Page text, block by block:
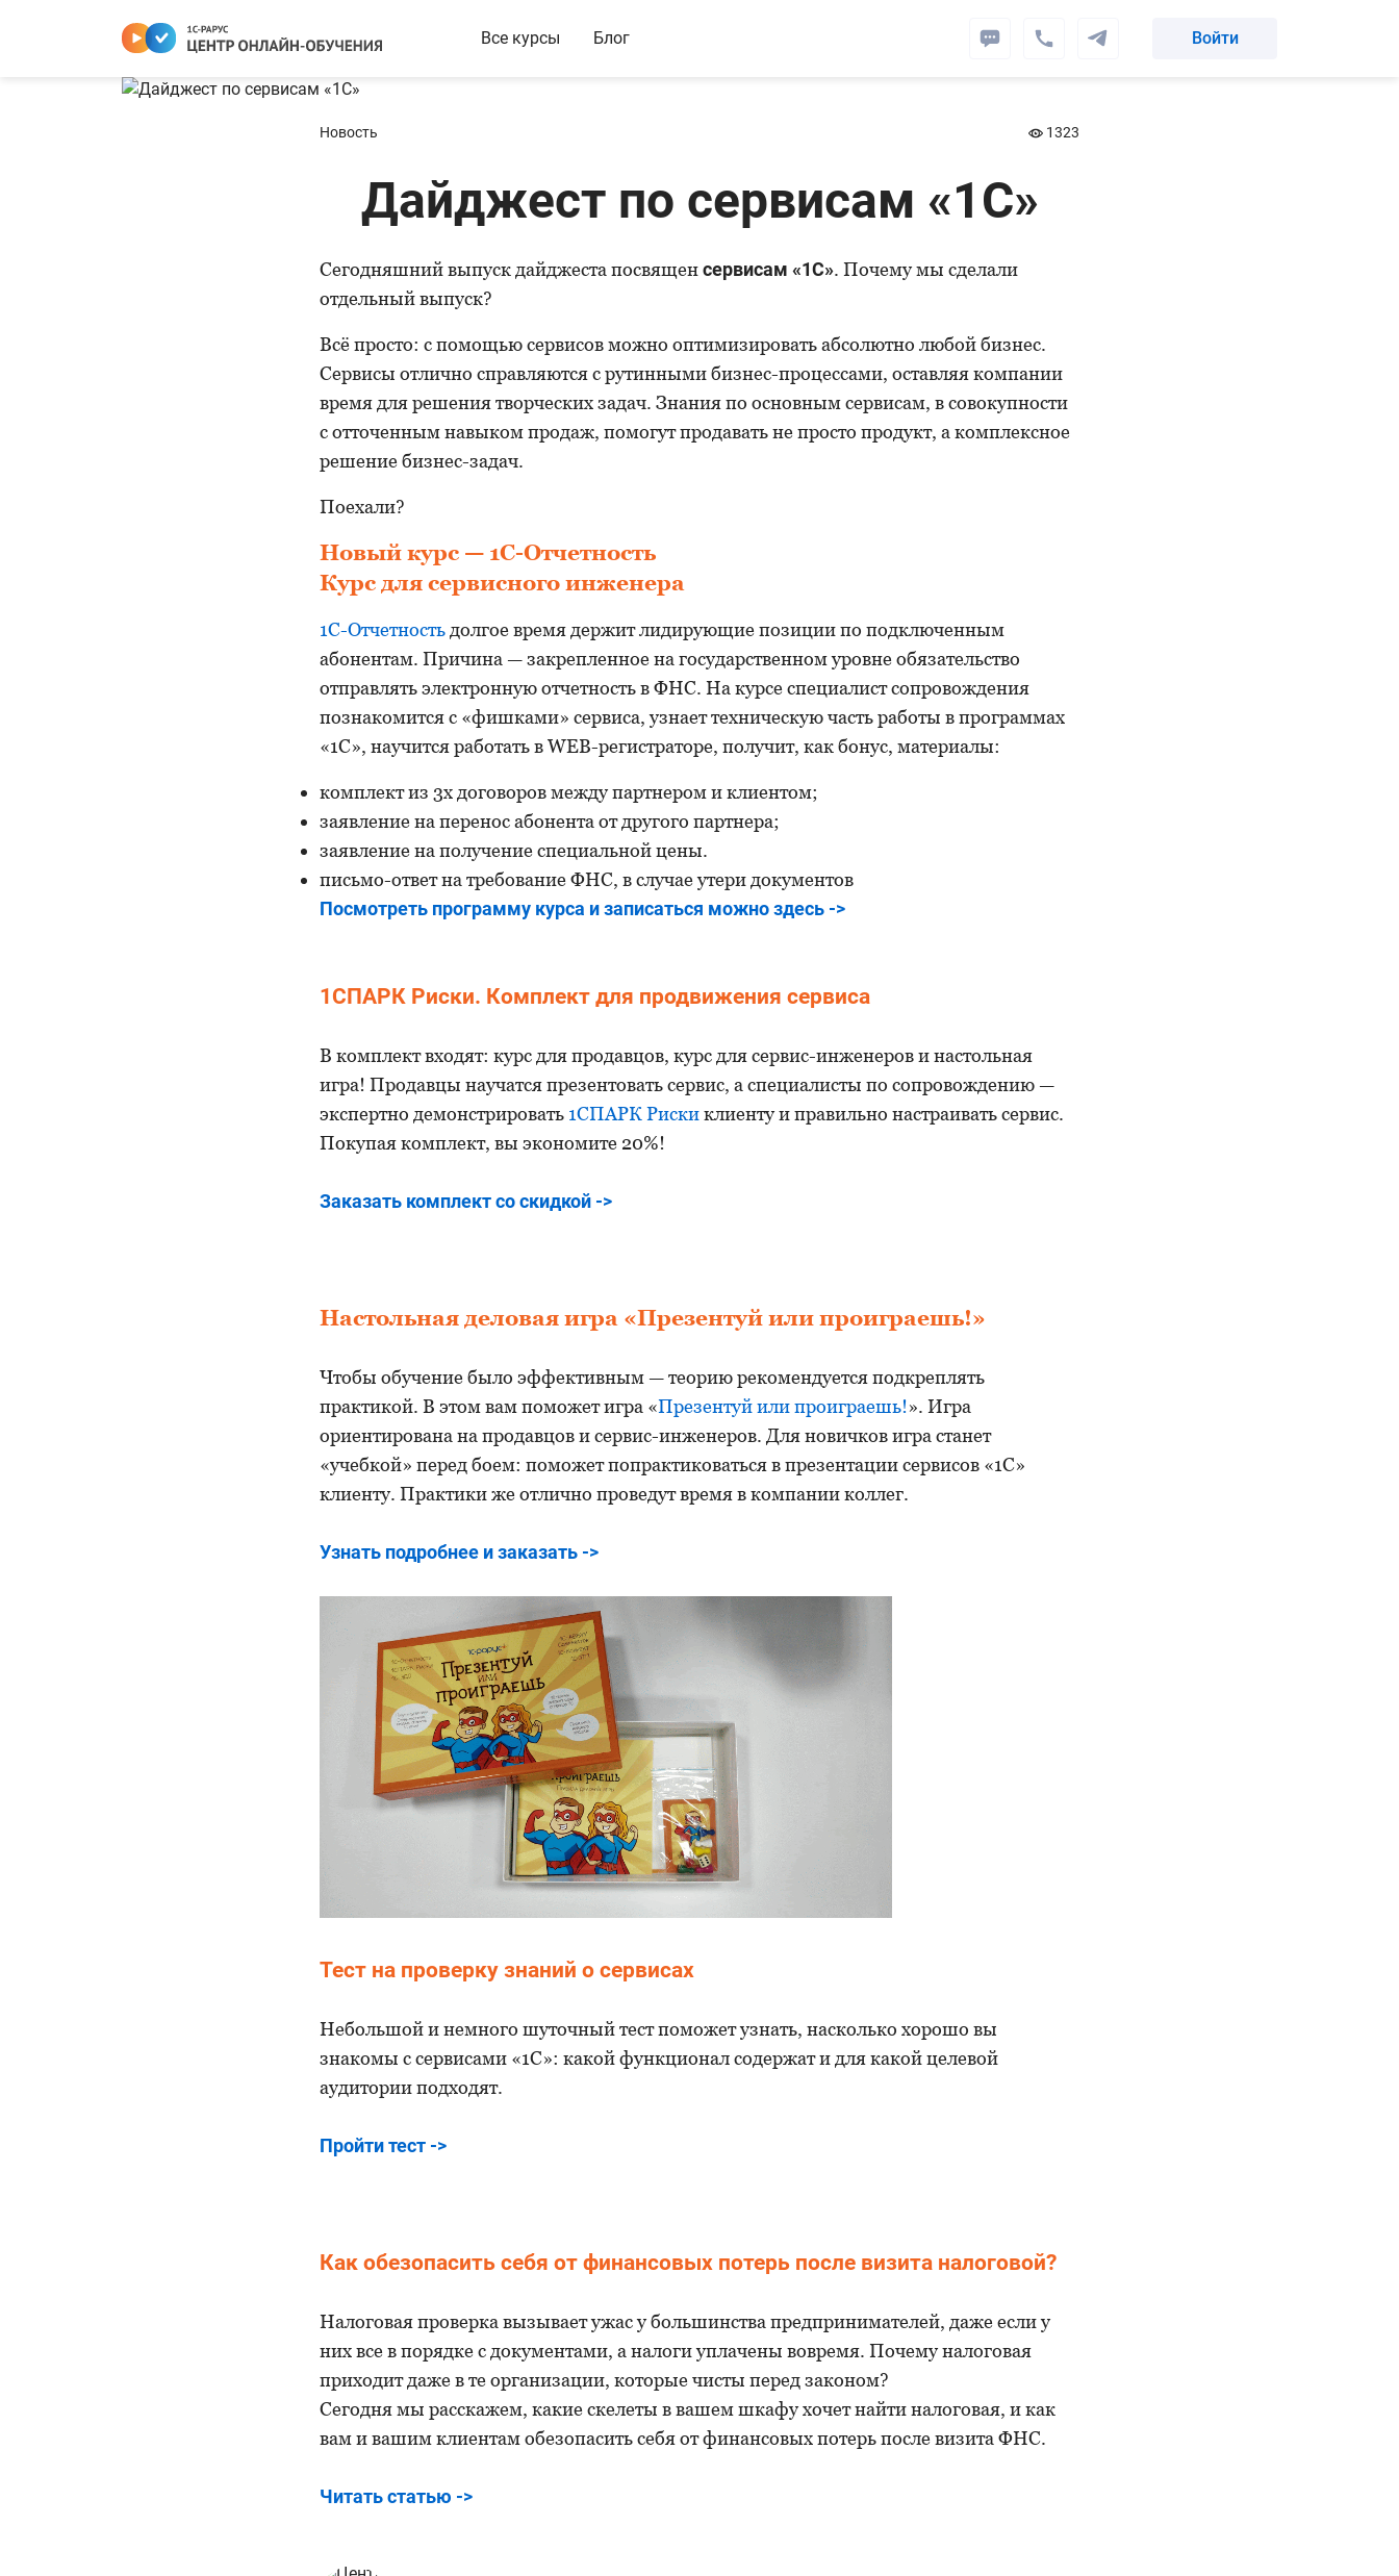
Все курсы Блог Войти
Новость 1323
Дайджест по сервисам «1С»
Сегодняшний выпуск дайджеста посвященсервисам «1С». Почему мы сделали
отдельный выпуск?
Всё просто: с помощью сервисов можно оптимизировать абсолютно любой бизнес.
Сервисы отлично справляются с рутинными бизнес-процессами, оставляя компании
время для решения творческих задач. Знания по основным сервисам, в совокупности
с отточенным навыком продаж, помогут продавать не просто продукт, а комплексное
решение бизнес-задач.
Поехали?
Новый курс — 1С-Отчетность
Курс для сервисного инженера
1С-Отчетность долгое время держит лидирующие позиции по подключенным
абонентам. Причина — закрепленное на государственном уровне обязательство
отправлять электронную отчетность в ФНС. На курсе специалист сопровождения
познакомится с «фишками» сервиса, узнает техническую часть работы в программах
«1С», научится работать в WEB-регистраторе, получит, как бонус, материалы:
комплект из 3х договоров между партнером и клиентом;
заявление на перенос абонента от другого партнера;
заявление на получение специальной цены.
письмо-ответ на требование ФНС, в случае утери документов
Посмотреть программу курса и записаться можно здесь ->
1СПАРК Риски. Комплект для продвижения сервиса
В комплект входят: курс для продавцов, курс для сервис-инженеров и настольная
игра! Продавцы научатся презентовать сервис, а специалисты по сопровождению —
экспертно демонстрировать 1СПАРК Рискиклиенту и правильно настраивать сервис.
Покупая комплект, вы экономите 20%!
Заказать комплект со скидкой ->
Настольная деловая игра «Презентуй или проиграешь!»
Чтобы обучение было эффективным — теорию рекомендуется подкреплять
практикой. В этом вам поможет игра «Презентуй или проиграешь!». Игра
ориентирована на продавцов и сервис-инженеров. Для новичков игра станет
«учебкой» перед боем: поможет попрактиковаться в презентации сервисов «1С»
клиенту. Практики же отлично проведут время в компании коллег.
Узнать подробнее и заказать ->
Тест на проверку знаний о сервисах
Небольшой и немного шуточный тест поможет узнать, насколько хорошо вы
знакомы с сервисами «1С»: какой функционал содержат и для какой целевой
аудитории подходят.
Пройти тест ->
Как обезопасить себя от финансовых потерь после визита налоговой?
Налоговая проверка вызывает ужас у большинства предпринимателей, даже если у
них все в порядке с документами, а налоги уплачены вовремя. Почему налоговая
приходит даже в те организации, которые чисты перед законом?
Сегодня мы расскажем, какие скелеты в вашем шкафу хочет найти налоговая, и как
вам и вашим клиентам обезопасить себя от финансовых потерь после визита ФНС.
Читать статью ->